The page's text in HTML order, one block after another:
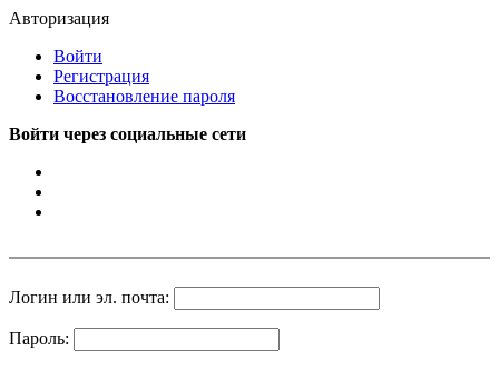
Авторизация
Войти
Регистрация
Восстановление пароля
Войти через социальные сети
Логин или эл. почта:
Пароль: